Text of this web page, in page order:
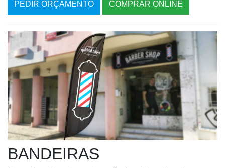
PEDIR ORÇAMENTO COMPRAR ONLINE
BANDEIRAS